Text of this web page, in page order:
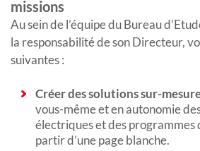
missions
Au sein de l’équipe du Bureau
la responsabilité de son Directeur,
suivantes :
Créer des solutions sur-
vous-même et en autonomie
électriques et des programmes
partir d’une page blanche.